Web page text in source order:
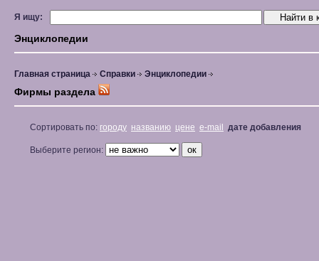
Я ищу:
Энциклопедии
Главная страница Справки Энциклопедии
Фирмы раздела
Сортировать по: городу названию цене e-mail дате добавления
Выберите регион: